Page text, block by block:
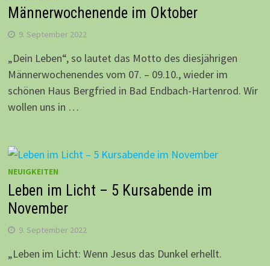
Männerwochenende im Oktober
9. September 2022
„Dein Leben“, so lautet das Motto des diesjährigen
Männerwochenendes vom 07. – 09.10., wieder im
schönen Haus Bergfried in Bad Endbach-Hartenrod. Wir
wollen uns in …
NEUIGKEITEN
Leben im Licht – 5 Kursabende im
November
9. September 2022
„Leben im Licht: Wenn Jesus das Dunkel erhellt.